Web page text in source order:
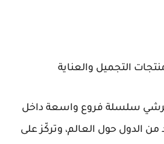
التجميل والعناية
سلسلة فروع واسعة داخل
الدول حول العالم، وتركّز على